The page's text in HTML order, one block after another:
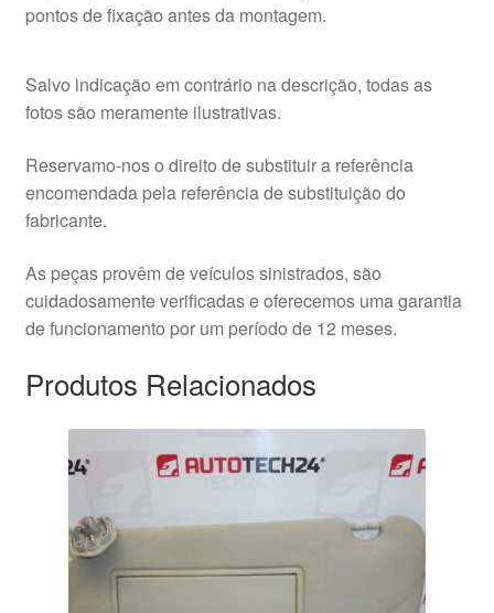
pontos de fixação antes da montagem.
Salvo indicação em contrário na descrição, todas as
fotos são meramente ilustrativas.
Reservamo-nos o direito de substituir a referência
encomendada pela referência de substituição do
fabricante.
As peças provêm de veículos sinistrados, são
cuidadosamente verificadas e oferecemos uma garantia
de funcionamento por um período de 12 meses.
Produtos Relacionados